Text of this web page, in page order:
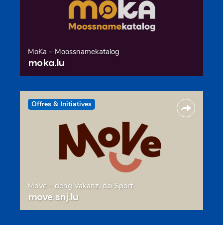
MoKa – Moossnamekatalog
moka.lu
Offres & Initiatives
MoVe – deng Vakanz, däi Sport
move.snj.lu